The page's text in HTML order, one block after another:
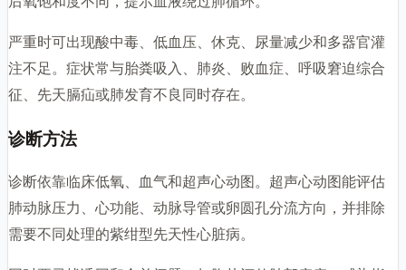
严重时可出现酸中毒、低血压、休克、尿量减少和多器官灌
注不足。症状常与胎粪吸入、肺炎、败血症、呼吸窘迫综合
征、先天膈疝或肺发育不良同时存在。
诊断方法
诊断依靠临床低氧、血气和超声心动图。超声心动图能评估
肺动脉压力、心功能、动脉导管或卵圆孔分流方向，并排除
需要不同处理的紫绀型先天性心脏病。